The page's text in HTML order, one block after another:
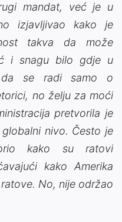
mandat, već je u
izjavljivao kako je
takva da može
i snagu bilo gdje u
se radi samo o
no želju za moći
pretvorila je
nivo. Često je
kako su ratovi
kako Amerika
No, nije održao